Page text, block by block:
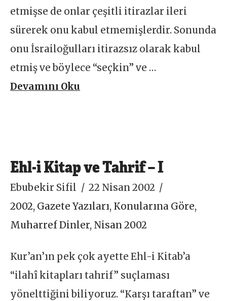
etmişse de onlar çeşitli itirazlar ileri
sürerek onu kabul etmemişlerdir. Sonunda
onu İsrailoğulları itirazsız olarak kabul
etmiş ve böylece “seçkin” ve …
Devamını Oku
Ehl-i Kitap ve Tahrif – I
Ebubekir Sifil
22 Nisan 2002
2002, Gazete Yazıları, Konularına Göre,
Muharref Dinler, Nisan 2002
Kur’an’ın pek çok ayette Ehl-i Kitab’a
“ilahî kitapları tahrif” suçlaması
yönelttiğini biliyoruz. “Karşı taraftan” ve